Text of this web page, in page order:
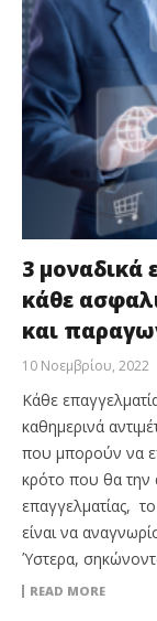
3 μοναδικά
κάθε
και
10 Νοεμβρίου, 2022
Κάθε
καθημερινά
που μπορούν να
κρότο που θα την
επαγγελματίας,
είναι να
Ύστερα,
READ MORE